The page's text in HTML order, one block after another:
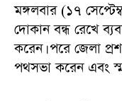
মঙ্গলবার (১৭
দোকান বন্ধ রেখে
করেন। পরে জেলা
পথসভা করেন এবং